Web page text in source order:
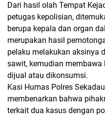
Dari hasil olah Tempat
petugas kepolisian,
berupa kepala dan organ
merupakan hasil
pelaku melakukan aksinya
sawit, kemudian
dijual atau dikonsumsi.
Kasi Humas Polres
membenarkan bahwa
terkait dua kasus dengan